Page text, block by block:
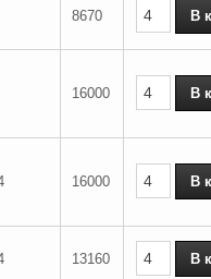
8670
16000
16000
13160